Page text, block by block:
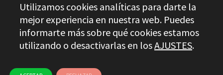
CONTACTO
Stayer.es © 2026
Utilizamos cookies analíticas para darte la
mejor experiencia en nuestra web. Puedes
informarte más sobre qué cookies estamos
utilizando o desactivarlas en losAJUSTES.